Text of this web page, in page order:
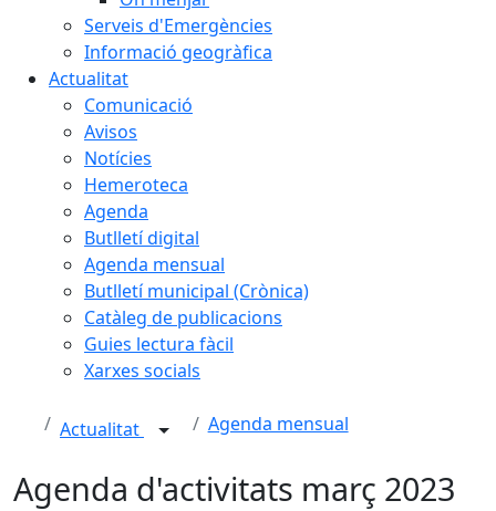
Serveis d'Emergències
Informació geogràfica
Actualitat
Comunicació
Avisos
Notícies
Hemeroteca
Agenda
Butlletí digital
Agenda mensual
Butlletí municipal (Crònica)
Catàleg de publicacions
Guies lectura fàcil
Xarxes socials
Actualitat Agenda mensual
Agenda d'activitats març 2023